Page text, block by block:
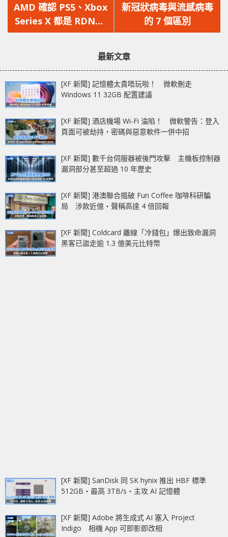
一
篇
文
AMD 確認 PS5、Xbox
Series X 都是 RDNA2
架構 支援硬件 Ray
一
篇
文
新冠狀病毒與流感病毒
的 7 個區別
最新文章
[XF 新聞] 記憶體太貴唔玩啦！ 微軟刪走
Windows 11 32GB 配置建議
[XF 新聞] 酒店機場 Wi-Fi 淪陷！ 微軟警告：登入
頁面可被劫持，密碼與惡意軟件一併中招
[XF 新聞] 數千台伺服器被後門攻擊 主機板控制器
漏洞部分甚至超過 10 年歷史
[XF 新聞] 港澳聯合搗破 Fun Coffee 咖啡科研騙
局 涉款近億‧聲稱高達 4 倍回報
[XF 新聞] Coldcard 離線「冷錢包」爆出致命漏洞
黑客已盜走逾 1.3 億美元比特幣
[XF 新聞] SanDisk 同 SK hynix 推出 HBF 標準
512GB‧最高 3TB/s‧主攻 AI 記憶體
[XF 新聞] Adobe 將生成式 AI 塞入 Project
Indigo 相機 App 可即影即改相